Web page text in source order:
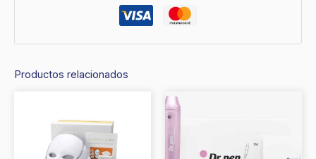
Productos relacionados